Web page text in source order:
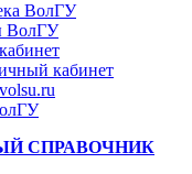
ВолГУ
ВолГУ
кабинет
СПРАВОЧНИК